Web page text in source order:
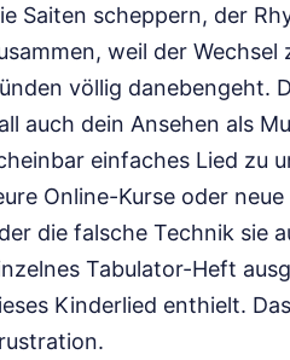
Saiten scheppern, der
weil der
völlig danebengeht.
auch dein Ansehen als
einfaches Lied zu
Online-Kurse oder
die falsche Technik sie
Tabulator-Heft
Kinderlied enthielt.